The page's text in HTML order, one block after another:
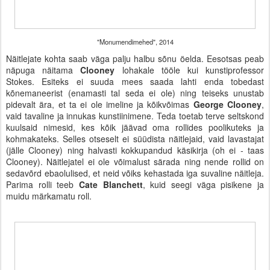
"Monumendimehed", 2014
Näitlejate kohta saab väga palju halbu sõnu öelda. Eesotsas peab
näpuga näitamaClooney lohakale tööle kui kunstiprofessor
Stokes. Esiteks ei suuda mees saada lahti enda tobedast
kõnemaneerist (enamasti tal seda ei ole) ning teiseks unustab
pidevalt ära, et ta ei ole imeline ja kõikvõimas George Clooney,
vaid tavaline ja innukas kunstiinimene. Teda toetab terve seltskond
kuulsaid nimesid, kes kõik jäävad oma rollides poolikuteks ja
kohmakateks. Selles otseselt ei süüdista näitlejaid, vaid lavastajat
(jälle Clooney) ning halvasti kokkupandud käsikirja (oh ei - taas
Clooney). Näitlejatel ei ole võimalust särada ning nende rollid on
sedavõrd ebaolulised, et neid võiks kehastada iga suvaline näitleja.
Parima rolli teeb Cate Blanchett, kuid seegi väga pisikene ja
muidu märkamatu roll.